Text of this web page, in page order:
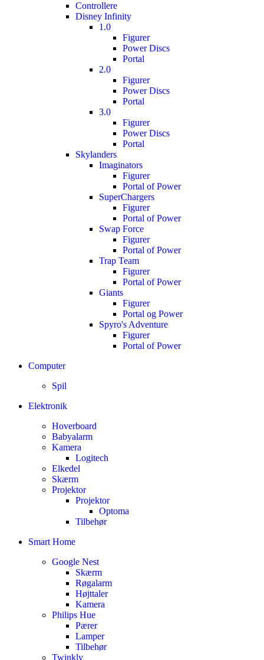
Controllere
Disney Infinity
1.0
Figurer
Power Discs
Portal
2.0
Figurer
Power Discs
Portal
3.0
Figurer
Power Discs
Portal
Skylanders
Imaginators
Figurer
Portal of Power
SuperChargers
Figurer
Portal of Power
Swap Force
Figurer
Portal of Power
Trap Team
Figurer
Portal of Power
Giants
Figurer
Portal og Power
Spyro's Adventure
Figurer
Portal of Power
Computer
Spil
Elektronik
Hoverboard
Babyalarm
Kamera
Logitech
Elkedel
Skærm
Projektor
Projektor
Optoma
Tilbehør
Smart Home
Google Nest
Skærm
Røgalarm
Højttaler
Kamera
Philips Hue
Pærer
Lamper
Tilbehør
Twinkly